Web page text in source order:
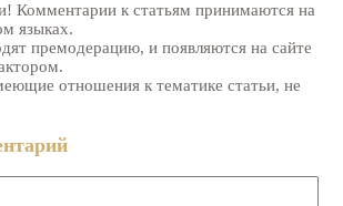
Комментарии к статьям принимаются на
языках.
премодерацию, и появляются на сайте
отношения к тематике статьи, не